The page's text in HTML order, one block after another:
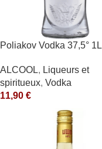
Poliakov Vodka 37,5° 1L
ALCOOL, Liqueurs et
spiritueux, Vodka
11,90 €